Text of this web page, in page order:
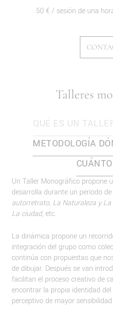
50 € / sesión de una
Talleres
QUÉ ES UN
METODOLOGÍA
Un Taller Monográfico propone
desarrolla durante un periodo
autorretrato, La Naturaleza y
La ciudad, etc.
La dinámica propone un
integración del grupo como
continúa con propuestas que
de dibujar. Después se van
facilitan el proceso creativo de
encontrar la propia identidad
perceptivo de mayor sensibilidad.